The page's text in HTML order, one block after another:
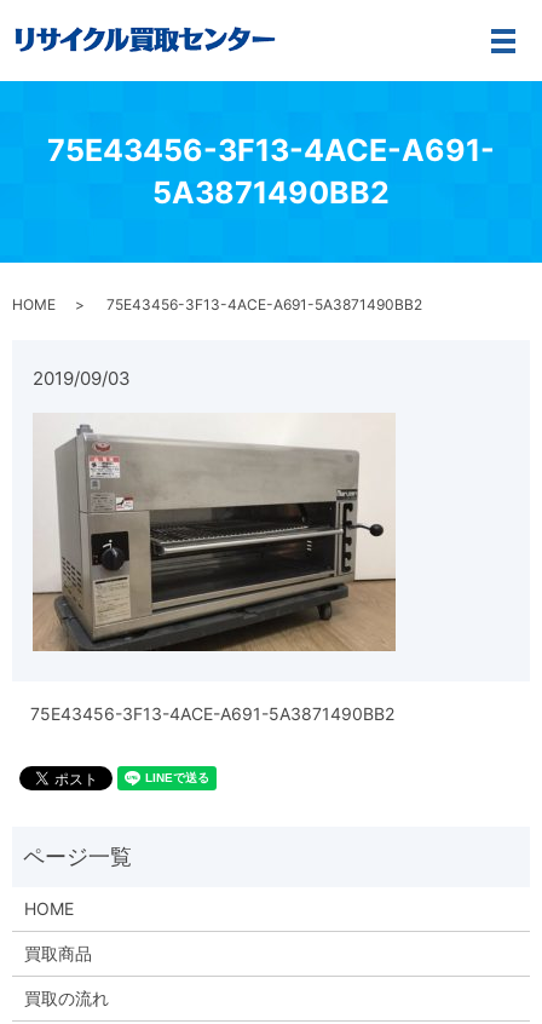
メ
75E43456-3F13-4ACE-A691-
5A3871490BB2
HOME 75E43456-3F13-4ACE-A691-5A3871490BB2
2019/09/03
75E43456-3F13-4ACE-A691-5A3871490BB2
HOME
買取商品
買取の流れ